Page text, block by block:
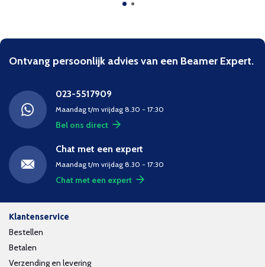
Ontvang persoonlijk advies van een Beamer Expert.
023-5517909
Maandag t/m vrijdag 8.30 - 17:30
Bel ons direct
Chat met een expert
Maandag t/m vrijdag 8.30 - 17:30
Chat met een expert
Klantenservice
Bestellen
Betalen
Verzending en levering